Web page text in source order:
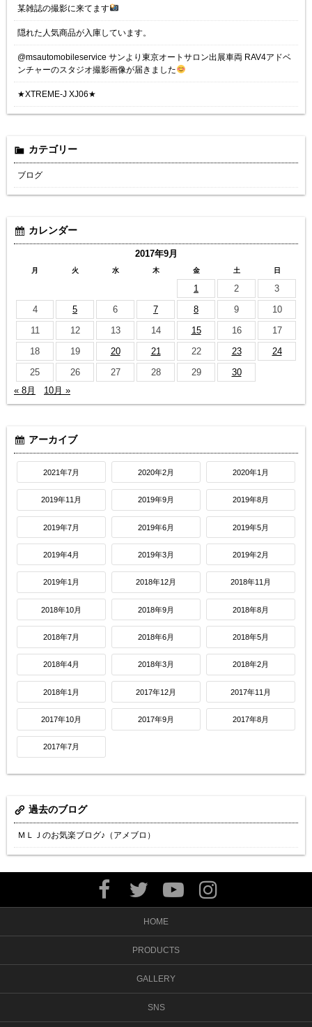
某雑誌の撮影に来てます
隠れた人気商品が入庫しています。
@msautomobileservice サンより東京オートサロン出展車両 RAV4アドベ
ンチャーのスタジオ撮影画像が届きました
★XTREME-J XJ06★
カテゴリー
ブログ
カレンダー
2017年9月
月 火 水 木 金 土 日
1 2
3
4
5 6 7 8 9
10
11
12 13 14 15 16
17
18
19 20 21 22 23
24
25
26 27 28 29
30
« 8月
10月 »
アーカイブ
2021年7月 2020年2月 2020年1月
2019年11月 2019年9月 2019年8月
2019年7月 2019年6月 2019年5月
2019年4月 2019年3月 2019年2月
2019年1月 2018年12月 2018年11月
2018年10月 2018年9月 2018年8月
2018年7月 2018年6月 2018年5月
2018年4月 2018年3月 2018年2月
2018年1月 2017年12月 2017年11月
2017年10月 2017年9月 2017年8月
2017年7月
過去のブログ
ＭＬＪのお気楽ブログ♪（アメブロ）
HOME
PRODUCTS
GALLERY
SNS